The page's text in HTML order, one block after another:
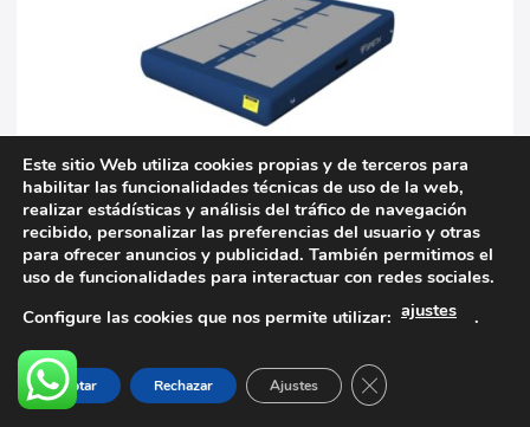
AIR PRODUCTS
SPIETH Módulo aire inclinado mediano 180 cm x 120
cm x 30 -20 cm.
1.042,59€ IVA NO INCLUIDO
Este sitio Web utiliza cookies propias y de terceros para
habilitar las funcionalidades técnicas de uso de la web,
realizar estádísticas y análisis del tráfico de navegación
recibido, personalizar las preferencias del usuario y otras
para ofrecer anuncios y publicidad. También permitimos el
uso de funcionalidades para interactuar con redes sociales.
Configure las cookies que nos permite utilizar: ajustes .
Aceptar Rechazar Ajustes Cerrar el banner de